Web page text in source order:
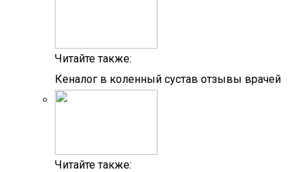
Читайте также:
Кеналог в коленный сустав отзывы врачей
Читайте также: